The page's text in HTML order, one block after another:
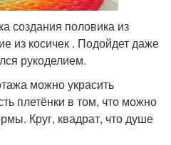
создания половика из
из косичек . Подойдет даже
рукоделием.
можно украсить
плетёнки в том, что можно
Круг, квадрат, что душе